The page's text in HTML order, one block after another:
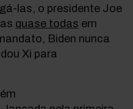
las, o presidente Joe
quase todas em
Biden nunca
Xi para